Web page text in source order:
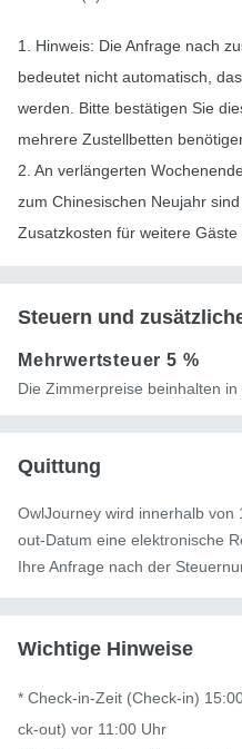
1. Hinweis: Die Anfrage nach
bedeutet nicht automatisch,
werden. Bitte bestätigen Sie
mehrere Zustellbetten
2. An verlängerten
zum Chinesischen Neujahr
Zusatzkosten für weitere Gäste
Steuern und
Mehrwertsteuer5 %
Die Zimmerpreise beinhalten
Quittung
OwlJourney wird innerhalb von
out-Datum eine elektronische
Ihre Anfrage nach der
Wichtige Hinweise
* Check-in-Zeit (Check-in)
ck-out) vor 11:00 Uhr